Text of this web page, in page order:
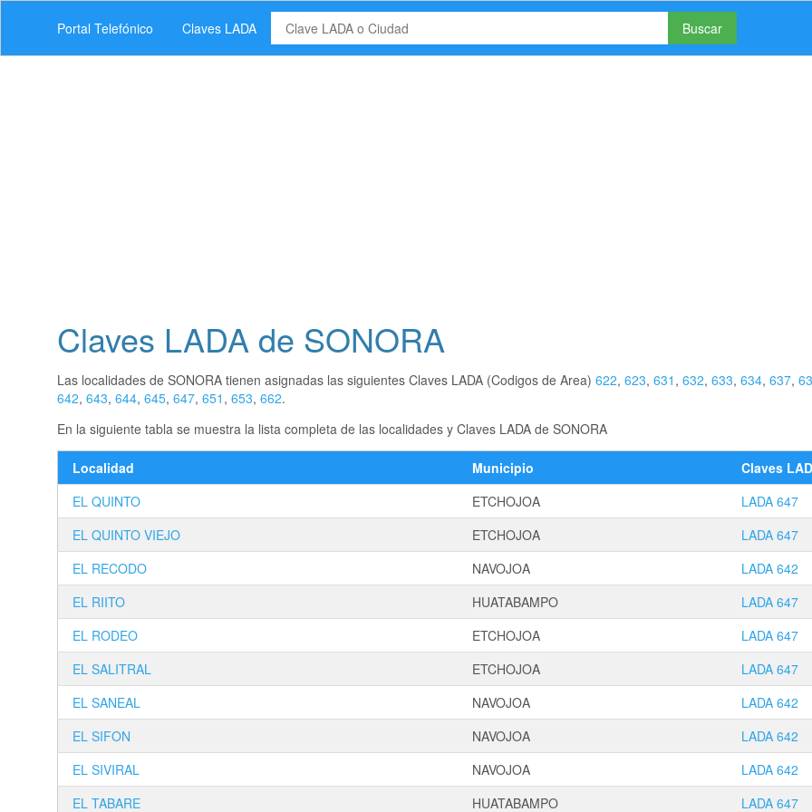
Portal Telefónico Claves LADA Buscar
Claves LADA de SONORA
Las localidades de SONORA tienen asignadas las siguientes Claves LADA (Codigos de Area) 622, 623, 631 , 632, 633, 634, 637,
642, 643, 644, 645, 647, 651 , 653, 662.
En la siguiente tabla se muestra la lista completa de las localidades y Claves LADA de SONORA
Localidad Municipio
Claves
EL QUINTO
ETCHOJOA
LADA 647
EL QUINTO VIEJO
ETCHOJOA
LADA 647
EL RECODO
NAVOJOA
LADA 642
EL RIITO
HUATABAMPO
LADA 647
EL RODEO
ETCHOJOA
LADA 647
EL SALITRAL
ETCHOJOA
LADA 647
EL SANEAL
NAVOJOA
LADA 642
EL SIFON
NAVOJOA
LADA 642
EL SIVIRAL
NAVOJOA
LADA 642
EL TABARE
HUATABAMPO LADA 647